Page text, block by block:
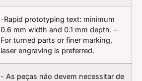
-Rapid prototyping text: minimum
0.6 mm width and 0.1 mm depth. –
For turned parts or finer marking,
laser engraving is preferred.
- As peças não devem necessitar de